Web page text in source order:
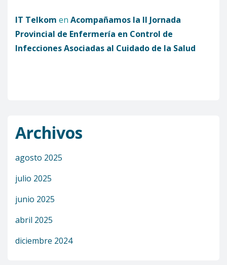
IT Telkom en Acompañamos la II Jornada
Provincial de Enfermería en Control de
Infecciones Asociadas al Cuidado de la Salud
Archivos
agosto 2025
julio 2025
junio 2025
abril 2025
diciembre 2024